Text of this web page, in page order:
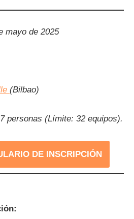
mayo de 2025
(Bilbao)
personas (Límite: 32 equipos).
DE INSCRIPCIÓN